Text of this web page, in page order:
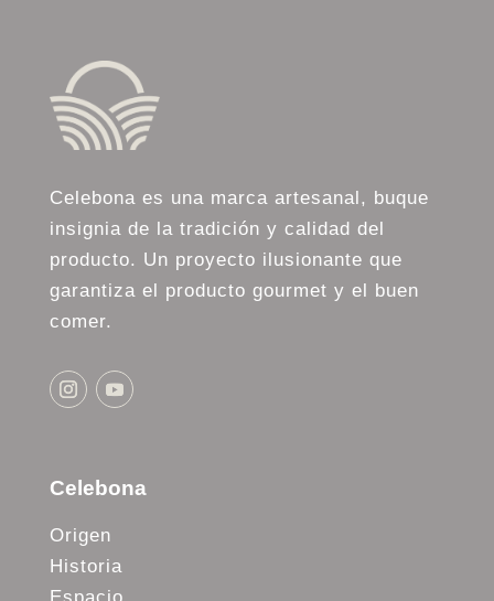
Celebona es una marca artesanal, buque
insignia de la tradición y calidad del
producto. Un proyecto ilusionante que
garantiza el producto gourmet y el buen
comer.
Celebona
Origen
Historia